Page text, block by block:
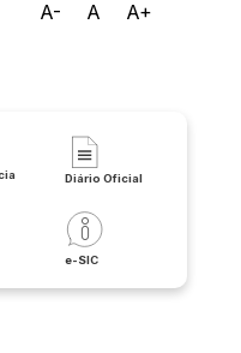
A- A A+
Diário Oficial
e-SIC